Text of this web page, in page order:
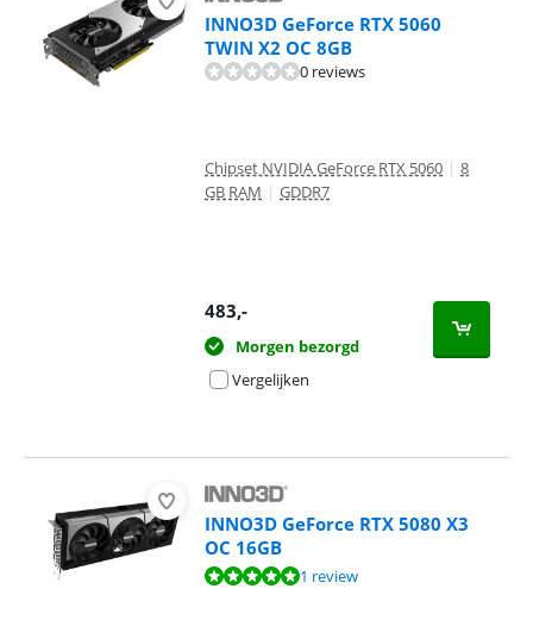
INNO3D GeForce RTX 5060
TWIN X2 OC 8GB
0 reviews
Chipset NVIDIA GeForce RTX 5060 | 8
GB RAM | GDDR7
483,-
Morgen bezorgd
Vergelijken
INNO3D GeForce RTX 5080 X3
OC 16GB
Beoordeling is 10 van de 10, gebaseerd op 1 review.
1 review